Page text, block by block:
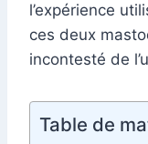
l’expérience
ces deux
incontesté de
Table de